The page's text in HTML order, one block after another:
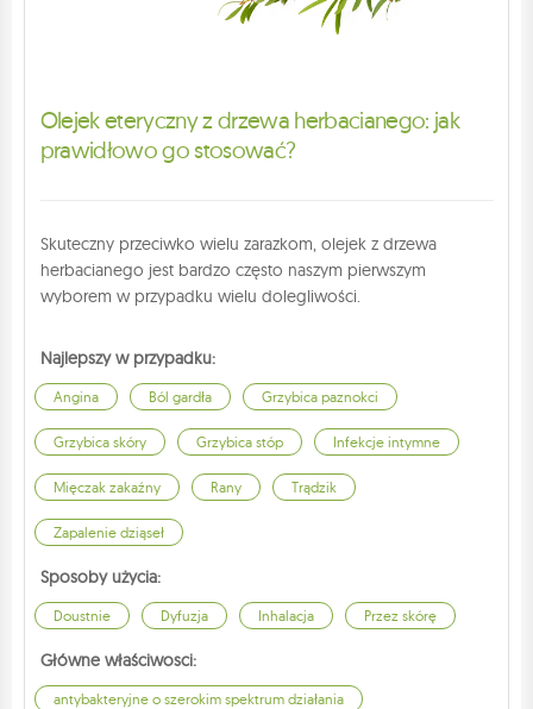
Olejek eteryczny z drzewa herbacianego: jak
prawidłowo go stosować?
Skuteczny przeciwko wielu zarazkom, olejek z drzewa
herbacianego jest bardzo często naszym pierwszym
wyborem w przypadku wielu dolegliwości.
Najlepszy w przypadku:
Angina Ból gardła Grzybica paznokci
Grzybica skóry Grzybica stóp Infekcje intymne
Mięczak zakaźny Rany Trądzik
Zapalenie dziąseł
Sposoby użycia:
Doustnie Dyfuzja Inhalacja Przez skórę
Główne właściwosci:
antybakteryjne o szerokim spektrum działania